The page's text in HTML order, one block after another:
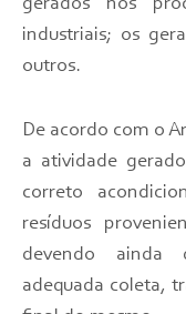
gerados nos
industriais; os
outros.
De acordo com o
a atividade
correto
resíduos
devendo ainda
adequada coleta,